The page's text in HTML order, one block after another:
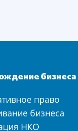
бизнеса
право
бизнеса
НКО